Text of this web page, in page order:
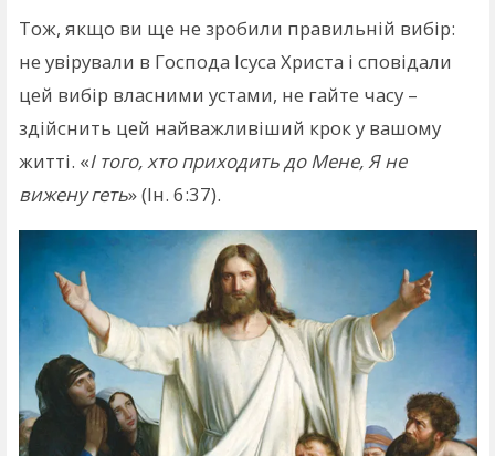
Тож, якщо ви ще не зробили правильній вибір:
не увірували в Господа Ісуса Христа і сповідали
цей вибір власними устами, не гайте часу –
здійснить цей найважливіший крок у вашому
житті. «І того, хто приходить до Мене, Я не
вижену геть» (Ін. 6:37).